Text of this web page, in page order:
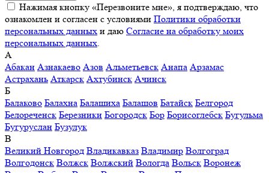
Нажимая кнопку «Перезвоните мне», я подтверждаю, что
ознакомлен и согласен с условиями Политики обработки
персональных данных и даю Согласие на обработку моих
персональных данных
А
Абакан Азнакаево Азов Альметьевск Анапа Арзамас
Астрахань Аткарск Ахтубинск Ачинск
Б
Балаково Балахна Балашиха Балашов Батайск Белгород
Белореченск Березники Богородск Бор Борисоглебск Бугульма
Бугуруслан Бузулук
В
Великий Новгород Владикавказ Владимир Волгоград
Волгодонск Волжск Волжский Вологда Вольск Воронеж